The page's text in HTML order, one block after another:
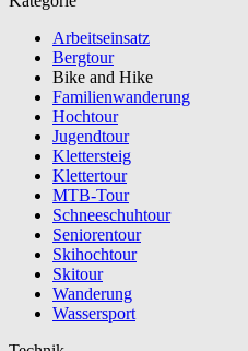
Arbeitseinsatz
Bergtour
Bike and Hike
Familienwanderung
Hochtour
Jugendtour
Klettersteig
Klettertour
MTB-Tour
Schneeschuhtour
Seniorentour
Skihochtour
Skitour
Wanderung
Wassersport